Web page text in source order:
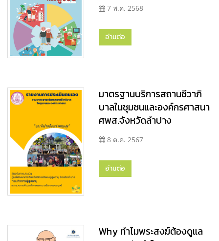
7 พ.ค. 2568
อ่านต่อ
มาตรฐานบริการสถานชีวาภิ
บาลในชุมชนและองค์กรศาสนา
ศพส.จังหวัดลำปาง
8 ต.ค. 2567
อ่านต่อ
Why ทำไมพระสงฆ์ต้องดูแล